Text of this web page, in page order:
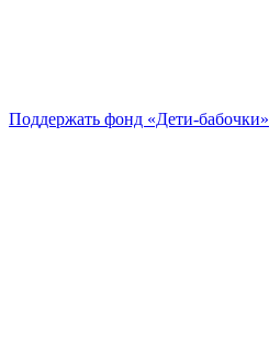
Поддержать фонд «Дети-бабочки»